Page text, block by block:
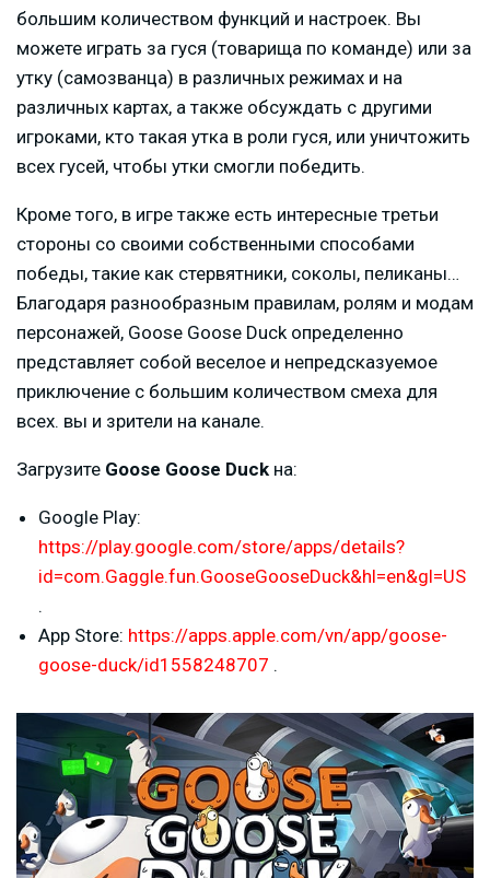
большим количеством функций и настроек. Вы
можете играть за гуся (товарища по команде) или за
утку (самозванца) в различных режимах и на
различных картах, а также обсуждать с другими
игроками, кто такая утка в роли гуся, или уничтожить
всех гусей, чтобы утки смогли победить.
Кроме того, в игре также есть интересные третьи
стороны со своими собственными способами
победы, такие как стервятники, соколы, пеликаны…
Благодаря разнообразным правилам, ролям и модам
персонажей, Goose Goose Duck определенно
представляет собой веселое и непредсказуемое
приключение с большим количеством смеха для
всех. вы и зрители на канале.
Загрузите Goose Goose Duck на:
Google Play:
https://play.google.com/store/apps/details?
id=com.Gaggle.fun.GooseGooseDuck&hl=en&gl=US
.
App Store: https://apps.apple.com/vn/app/goose-
goose-duck/id1558248707 .